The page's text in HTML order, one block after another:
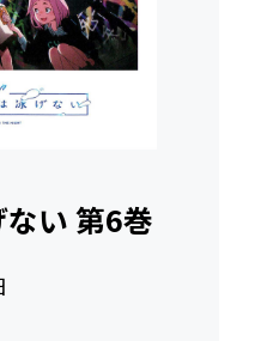
い 第6巻